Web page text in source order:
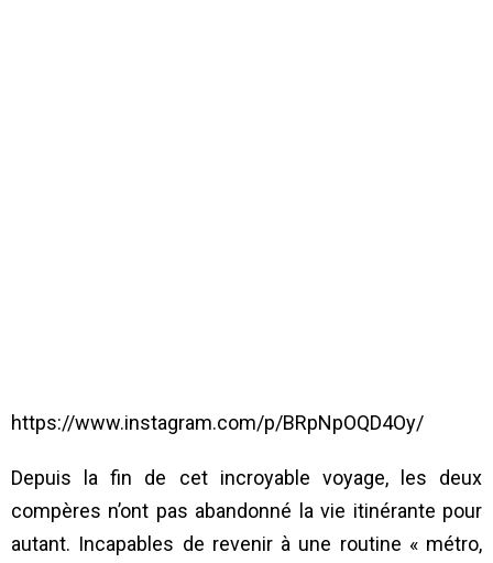
https://www.instagram.com/p/BRpNpOQD4Oy/
Depuis la fin de cet incroyable voyage, les deux
compères n’ont pas abandonné la vie itinérante pour
autant. Incapables de revenir à une routine « métro,